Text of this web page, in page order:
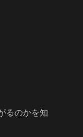
るのかを知